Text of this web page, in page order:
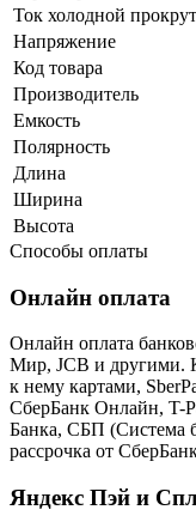
Ток холодной
Напряжение
Код товара
Производитель
Емкость
Полярность
Длина
Ширина
Высота
Способы оплаты
Онлайн оплата
Онлайн оплата
Мир, JCB и другими.
к нему картами,
СберБанк Онлайн, T-
Банка, СБП (Система
рассрочка от
Яндекс Пэй и